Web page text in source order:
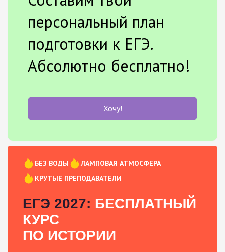
персональный план
подготовки к ЕГЭ.
Абсолютно бесплатно!
Хочу!
БЕЗ ВОДЫ
ЛАМПОВАЯ АТМОСФЕРА
КРУТЫЕ ПРЕПОДАВАТЕЛИ
ЕГЭ 2027: БЕСПЛАТНЫЙ
КУРС
ПО ИСТОРИИ